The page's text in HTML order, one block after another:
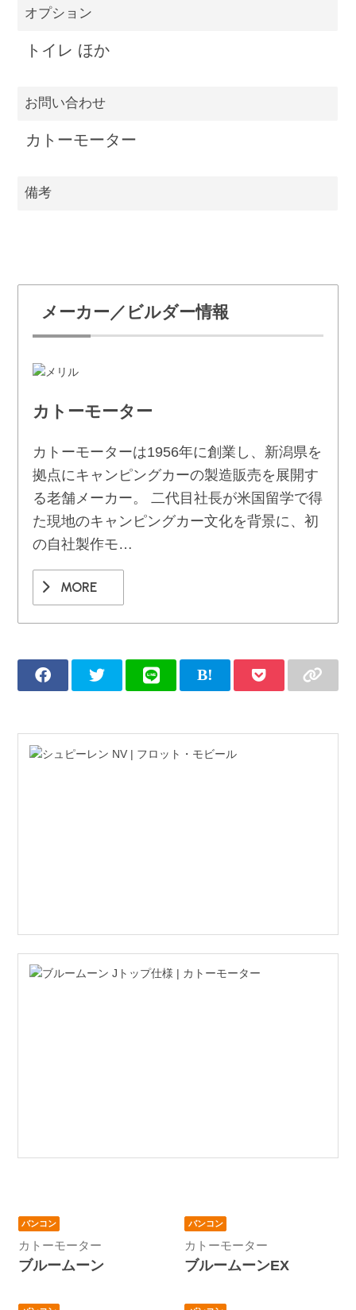
オプション
トイレ ほか
お問い合わせ
カトーモーター
備考
メーカー／ビルダー情報
カトーモーター
カトーモーターは1956年に創業し、新潟県を
拠点にキャンピングカーの製造販売を展開す
る老舗メーカー。 二代目社長が米国留学で得
た現地のキャンピングカー文化を背景に、初
の自社製作モ…
MORE
バンコン
カトーモーター
ブルームーン
バンコン
カトーモーター
ブルームーンEX